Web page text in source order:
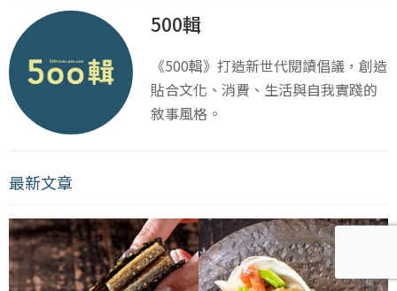
500輯
《500輯》打造新世代閱讀倡議，創造
貼合文化、消費、生活與自我實踐的
敘事風格。
最新文章